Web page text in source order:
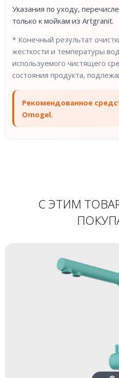
Указания по уходу,
только к мойкам из Artgranit.
* Конечный результат
жесткости и температуры
используемого чистящего
состояния продукта,
Рекомендованное
Omogel.
С ЭТИМ